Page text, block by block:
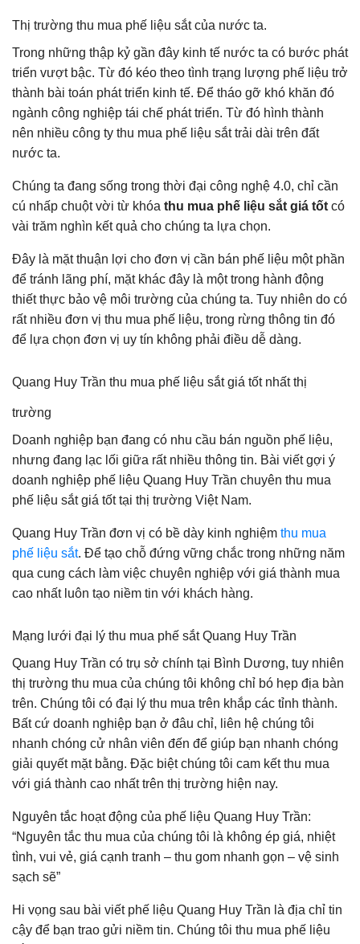
Thị trường thu mua phế liệu sắt của nước ta.
Trong những thập kỷ gần đây kinh tế nước ta có bước phát
triển vượt bậc. Từ đó kéo theo tình trạng lượng phế liệu trở
thành bài toán phát triển kinh tế. Để tháo gỡ khó khăn đó
ngành công nghiệp tái chế phát triển. Từ đó hình thành
nên nhiều công ty thu mua phế liệu sắt trải dài trên đất
nước ta.
Chúng ta đang sống trong thời đại công nghệ 4.0, chỉ cần
cú nhấp chuột vời từ khóa thu mua phế liệu sắt giá tốt có
vài trăm nghìn kết quả cho chúng ta lựa chọn.
Đây là mặt thuận lợi cho đơn vị cần bán phế liệu một phần
để tránh lãng phí, mặt khác đây là một trong hành động
thiết thực bảo vệ môi trường của chúng ta. Tuy nhiên do có
rất nhiều đơn vị thu mua phế liệu, trong rừng thông tin đó
để lựa chọn đơn vị uy tín không phải điều dễ dàng.
Quang Huy Trần thu mua phế liệu sắt giá tốt nhất thị
trường
Doanh nghiệp bạn đang có nhu cầu bán nguồn phế liệu,
nhưng đang lạc lối giữa rất nhiều thông tin. Bài viết gợi ý
doanh nghiệp phế liệu Quang Huy Trần chuyên thu mua
phế liệu sắt giá tốt tại thị trường Việt Nam.
Quang Huy Trần đơn vị có bề dày kinh nghiệm thu mua
phế liệu sắt. Để tạo chỗ đứng vững chắc trong những năm
qua cung cách làm việc chuyên nghiệp với giá thành mua
cao nhất luôn tạo niềm tin với khách hàng.
Mạng lưới đại lý thu mua phế sắt Quang Huy Trần
Quang Huy Trần có trụ sở chính tại Bình Dương, tuy nhiên
thị trường thu mua của chúng tôi không chỉ bó hẹp địa bàn
trên. Chúng tôi có đại lý thu mua trên khắp các tỉnh thành.
Bất cứ doanh nghiệp bạn ở đâu chỉ, liên hệ chúng tôi
nhanh chóng cử nhân viên đến để giúp bạn nhanh chóng
giải quyết mặt bằng. Đặc biệt chúng tôi cam kết thu mua
với giá thành cao nhất trên thị trường hiện nay.
Nguyên tắc hoạt động của phế liệu Quang Huy Trần:
“Nguyên tắc thu mua của chúng tôi là không ép giá, nhiệt
tình, vui vẻ, giá cạnh tranh – thu gom nhanh gọn – vệ sinh
sạch sẽ”
Hi vọng sau bài viết phế liệu Quang Huy Trần là địa chỉ tin
cậy để bạn trao gửi niềm tin. Chúng tôi thu mua phế liệu